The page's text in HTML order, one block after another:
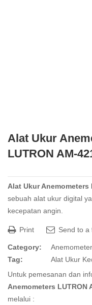
Alat Ukur
LUTRON AM-
Alat Ukur Anemometers
sebuah alat ukur digital
kecepatan angin.
Print Send to a
Category:
Anemometer
Tag:
Alat Ukur
Untuk pemesanan dan
Anemometers LUTRON
melalui :